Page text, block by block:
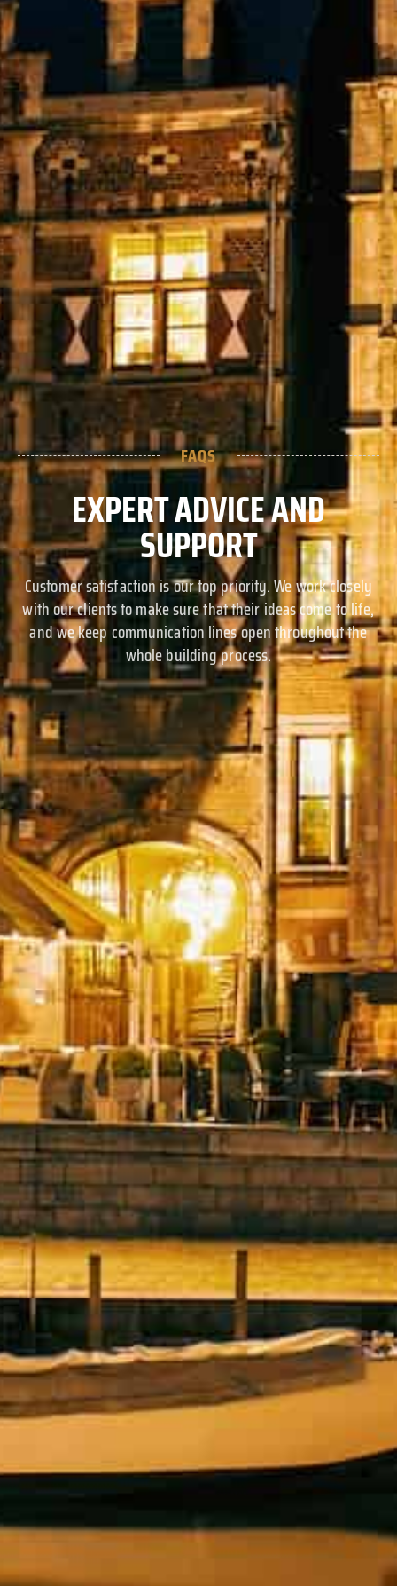
FAQS
EXPERT ADVICE AND
SUPPORT
Customer satisfaction is our top priority. We work closely
with our clients to make sure that their ideas come to life,
and we keep communication lines open throughout the
whole building process.